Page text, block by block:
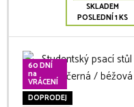
SKLADEM
POSLEDNÍ 1 KS
60 DNÍ
na
VRÁCENÍ
DOPRODEJ